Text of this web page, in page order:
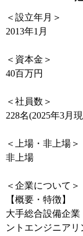
＜設立年月＞
2013年1月
＜資本金＞
40百万円
＜社員数＞
228名(2025年3月
＜上場・非上場＞
非上場
＜企業について＞
【概要・特徴】
大手総合設備企
ントエンジニア